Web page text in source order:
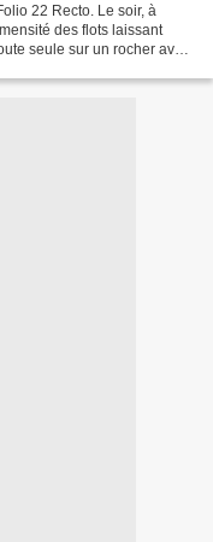
22 Recto. Le soir, à
des flots laissant
seule sur un rocher avec